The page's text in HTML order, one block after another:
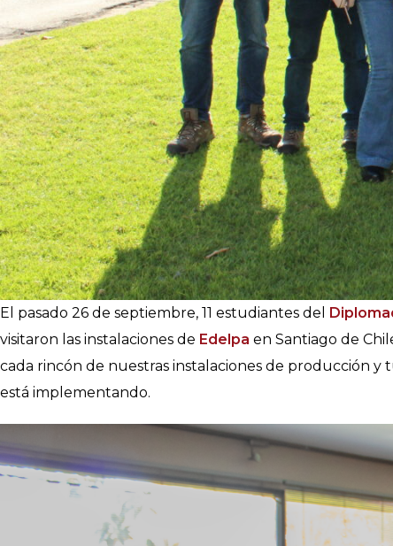
El pasado 26 de septiembre, 11 estudiantes del
visitaron las instalaciones de Edelpa en Santiago de
cada rincón de nuestras instalaciones de producción
está implementando.